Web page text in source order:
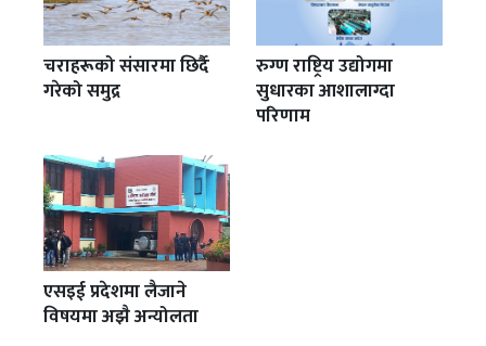
चराहरूको संसारमा छिर्दै
गरेको समुद्र
रुग्ण राष्ट्रिय उद्योगमा
सुधारका आशालाग्दा
परिणाम
एसइई प्रदेशमा लैजाने
विषयमा अझै अन्योलता